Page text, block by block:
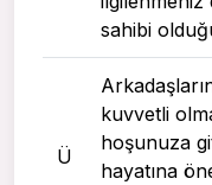
sahibi
Ü
kuvvetli
hoşunuza
hayatına